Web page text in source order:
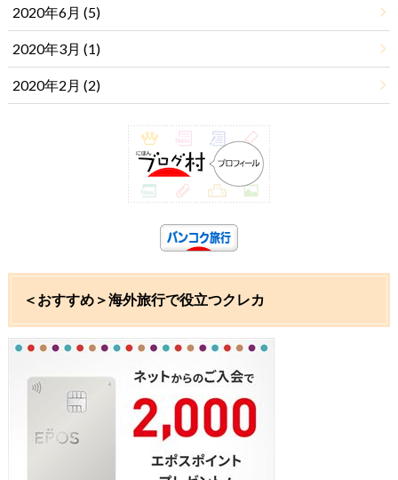
2020年6月 (5)
2020年3月 (1)
2020年2月 (2)
＜おすすめ＞海外旅行で役立つクレカ